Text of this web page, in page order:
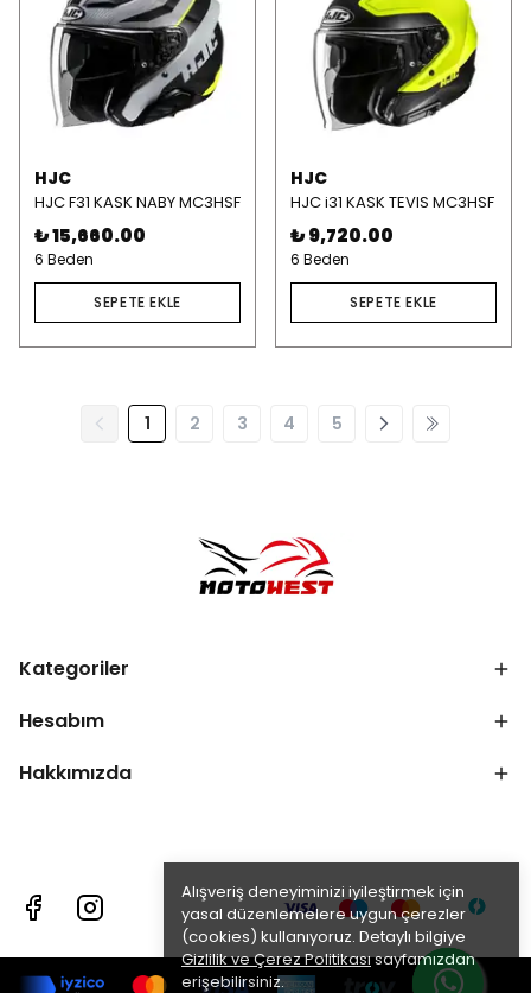
Alışveriş deneyiminizi iyileştirmek için
yasal düzenlemelere uygun çerezler
(cookies) kullanıyoruz. Detaylı bilgiye
Gizlilik ve Çerez Politikasısayfamızdan
erişebilirsiniz.
HJC
HJC F31 KASK NABY MC3HSF
₺ 15,660.00
6 Beden
SEPETE EKLE
HJC
HJC i31 KASK TEVIS MC3HSF
₺ 9,720.00
6 Beden
SEPETE EKLE
1 2 3 4 5
Kategoriler
Hesabım
Hakkımızda